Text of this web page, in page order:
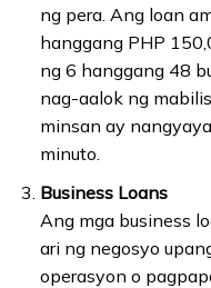
ng pera. Ang loan
hanggang PHP
ng 6 hanggang 48
nag-aalok ng
minsan ay
minuto.
Business Loans
Ang mga business
ari ng negosyo
operasyon o